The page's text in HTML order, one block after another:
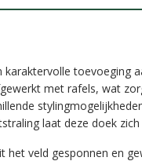
met rafels, wat
laat deze doek
het veld gesponnen en